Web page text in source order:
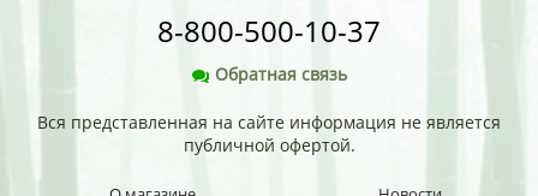
8-800-500-10-37
Обратная связь
Вся представленная на сайте информация не является
публичной офертой.